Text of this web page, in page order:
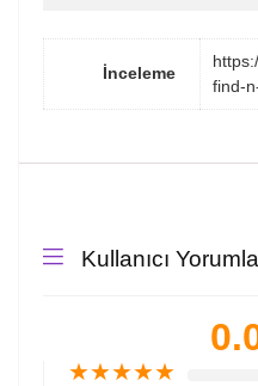
İnceleme
find-
Kullanıcı
★★★★★